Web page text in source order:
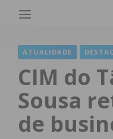
ATUALIDADE
CIM do
Sousa
de